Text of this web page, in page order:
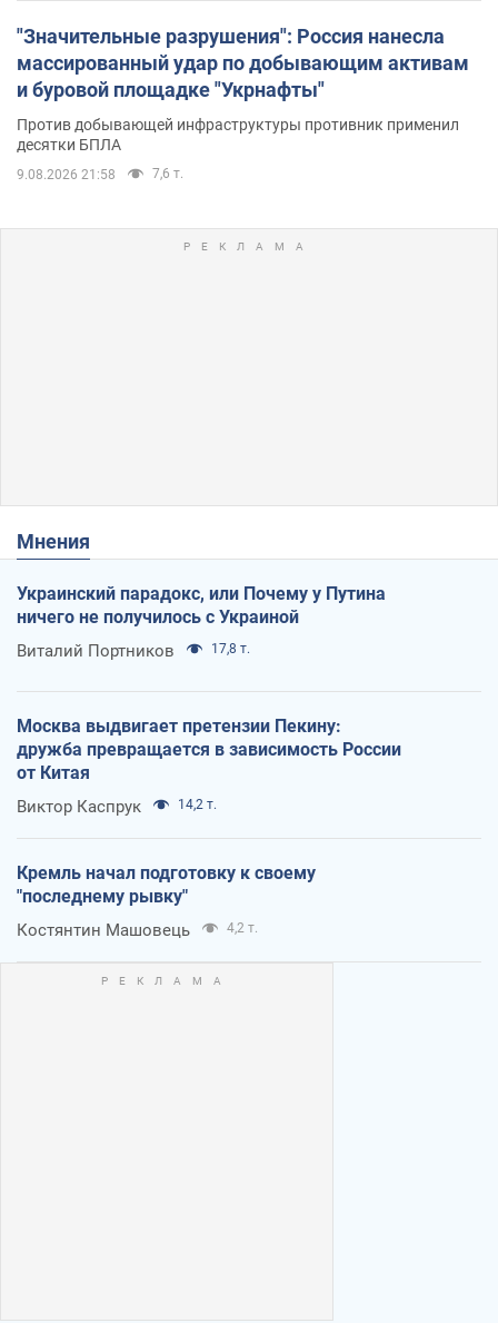
"Значительные разрушения": Россия нанесла
массированный удар по добывающим активам
и буровой площадке "Укрнафты"
Против добывающей инфраструктуры противник применил
десятки БПЛА
9.08.2026 21:58 7,6 т.
Мнения
Украинский парадокс, или Почему у Путина
ничего не получилось с Украиной
Виталий Портников 17,8 т.
Москва выдвигает претензии Пекину:
дружба превращается в зависимость России
от Китая
Виктор Каспрук 14,2 т.
Кремль начал подготовку к своему
"последнему рывку"
Костянтин Машовець 4,2 т.